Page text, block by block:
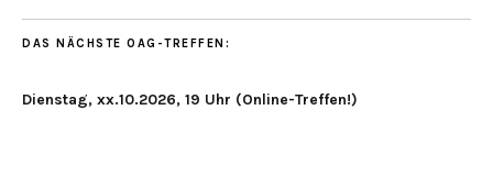
DAS NÄCHSTE OAG-TREFFEN:
Dienstag, xx.10.2026, 19 Uhr (Online-Treffen!)